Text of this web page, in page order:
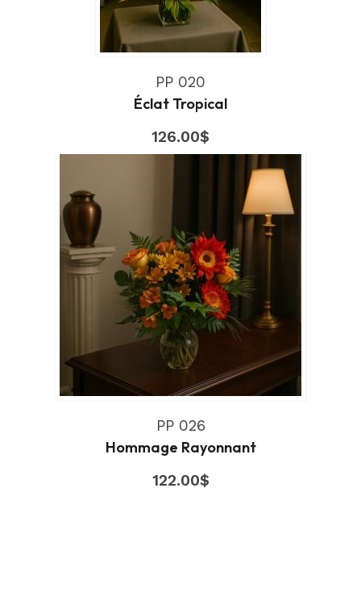
PP 020
Éclat Tropical
126.00$
PP 026
Hommage Rayonnant
122.00$